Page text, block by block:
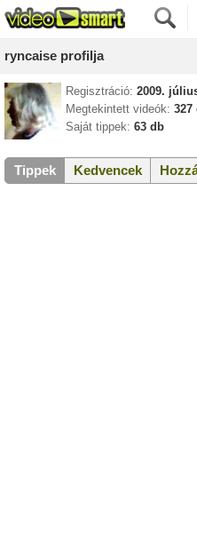
ryncaise profilja
Regisztráció: 2009.
Megtekintett videók: 327
Saját tippek: 63 db
Tippek Kedvencek